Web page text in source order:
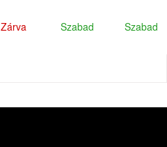
Zárva Szabad Szabad